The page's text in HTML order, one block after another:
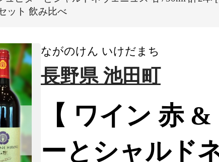
ット 飲み比べ
ながのけん いけだまち
長野県 池田町
【 ワイン 赤
ーとシャルド